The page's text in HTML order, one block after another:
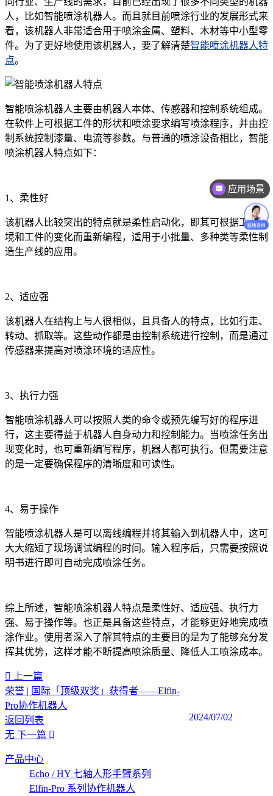
人，比如智能喷涂机器人。而且就目前喷涂行业的发展形式来
看，该机器人非常适合用于喷涂金属、塑料、木材等中小型零
件。为了更好地使用该机器人，要了解清楚智能喷涂机器人特
点。
智能喷涂机器人主要由机器人本体、传感器和控制系统组成。
在软件上可根据工件的形状和喷涂要求编写喷涂程序，并由控
制系统控制漆量、电流等参数。与普通的喷涂设备相比，智能
喷涂机器人特点如下：
1、柔性好
该机器人比较突出的特点就是柔性启动化，即其可根据工作环
境和工件的变化而重新编程，适用于小批量、多种类等柔性制
造生产线的应用。
2、适应强
该机器人在结构上与人很相似，且具备人的特点，比如行走、
转动、抓取等。这些动作都是由控制系统进行控制，而是通过
传感器来提高对喷涂环境的适应性。
3、执行力强
智能喷涂机器人可以按照人类的命令或预先编写好的程序进
行，这主要得益于机器人自身动力和控制能力。当喷涂任务出
现变化时，也可重新编写程序，机器人都可执行。但需要注意
的是一定要确保程序的清晰度和可读性。
4、易于操作
智能喷涂机器人是可以离线编程并将其输入到机器人中，这可
大大缩短了现场调试编程的时间。输入程序后，只需要按照说
明书进行即可自动完成喷涂任务。
综上所述，智能喷涂机器人特点是柔性好、适应强、执行力
强、易于操作等。也正是具备这些特点，才能够更好地完成喷
涂作业。使用者深入了解其特点的主要目的是为了能够充分发
挥其优势，这样才能不断提高喷涂质量、降低人工喷涂成本。‍
上一篇
荣誉 | 国际「顶级双奖」获得者——Elfin-
Pro协作机器人
2024/07/02
返回列表
无 下一篇
产品中心
Echo / HY 七轴人形手臂系列
Elfin-Pro 系列协作机器人
应用场景
价格咨询